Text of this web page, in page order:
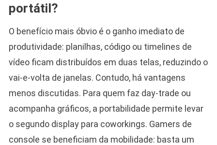
portátil?
O benefício mais óbvio é o ganho imediato de
produtividade: planilhas, código ou timelines de
vídeo ficam distribuídos em duas telas, reduzindo o
vai-e-volta de janelas. Contudo, há vantagens
menos discutidas. Para quem faz day-trade ou
acompanha gráficos, a portabilidade permite levar
o segundo display para coworkings. Gamers de
console se beneficiam da mobilidade: basta um